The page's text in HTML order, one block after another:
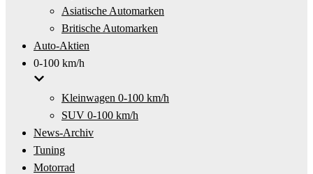
Asiatische Automarken
Britische Automarken
Auto-Aktien
0-100 km/h
Kleinwagen 0-100 km/h
SUV 0-100 km/h
News-Archiv
Tuning
Motorrad